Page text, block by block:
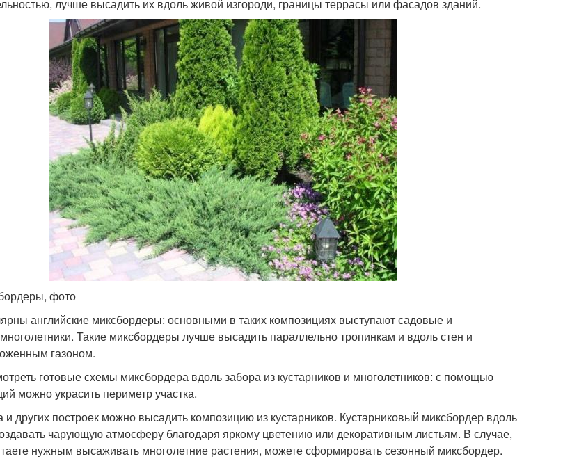
лучше высадить их вдоль живой изгороди, границы террасы или фасадов зданий.
фото
английские миксбордеры: основными в таких композициях выступают садовые и
Такие миксбордеры лучше высадить параллельно тропинкам и вдоль стен и
газоном.
готовые схемы миксбордера вдоль забора из кустарников и многолетников: с помощью
можно украсить периметр участка.
и других построек можно высадить композицию из кустарников. Кустарниковый миксбордер вдоль
чарующую атмосферу благодаря яркому цветению или декоративным листьям. В случае,
нужным высаживать многолетние растения, можете сформировать сезонный миксбордер.